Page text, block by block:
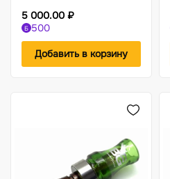
5 000.00 ₽
Б 500
Добавить в корзину